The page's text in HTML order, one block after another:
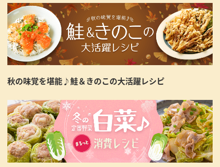
秋の味覚を堪能♪鮭＆きのこの大活躍レシピ